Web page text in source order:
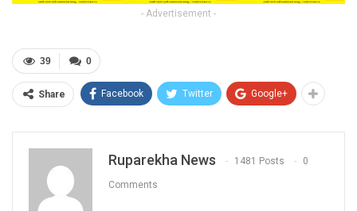
- Advertisement -
0
39
Share Facebook Twitter Google+
Ruparekha News 1481 Posts 0
Comments